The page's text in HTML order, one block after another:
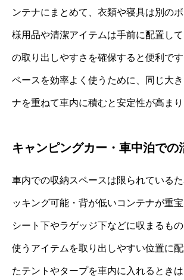
ンテナにまとめて、衣類や寝具は別の
様用品や清潔アイテムは手前に配置し
の取り出しやすさを確保すると便利で
ペースを効率よく使うために、同じ大
ナを重ねて車内に積むと安定性が高まり
キャンピングカー・車中泊での
車内での収納スペースは限られている
ッキング可能・背が低いコンテナが重
シート下やラゲッジ下などに収まるも
使うアイテムを取り出しやすい位置に
たテントやタープを車内に入れるとき